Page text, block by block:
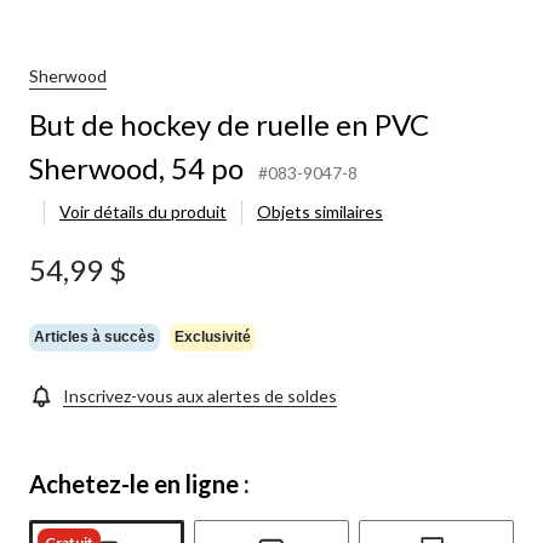
Sherwood
But de hockey de ruelle en PVC
Sherwood, 54 po
#083-9047-8
Voir détails du produit
Objets similaires
54,99 $
Articles à succès Exclusivité
Inscrivez-vous aux alertes de soldes
Achetez-le en ligne :